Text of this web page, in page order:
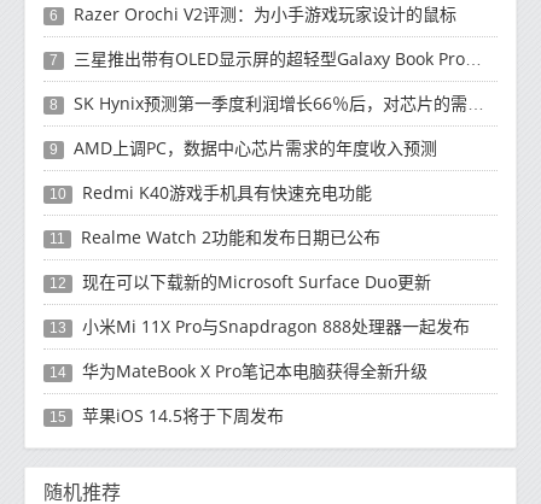
6 Razer Orochi V2评测：为小手游戏玩家设计的鼠标
7 三星推出带有OLED显示屏的超轻型Galaxy Book Pro和Galaxy Book Pro 360笔记本电脑
8 SK Hynix预测第一季度利润增长66％后，对芯片的需求将增强
9 AMD上调PC，数据中心芯片需求的年度收入预测
10 Redmi K40游戏手机具有快速充电功能
11 Realme Watch 2功能和发布日期已公布
12 现在可以下载新的Microsoft Surface Duo更新
13 小米Mi 11X Pro与Snapdragon 888处理器一起发布
14 华为MateBook X Pro笔记本电脑获得全新升级
15 苹果iOS 14.5将于下周发布
随机推荐